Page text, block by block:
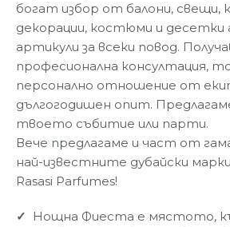
богат избор от балони,
декорации, костюми и
артикули за всеки повод.
професионална консултация,
персонално отношение от
дългогодишен опит.
твоето събитие или парти.
Вече предлагаме и част от
най-известните дубайски
Rasasi Parfumes!
✓
Нощна Фиеста е мястото,